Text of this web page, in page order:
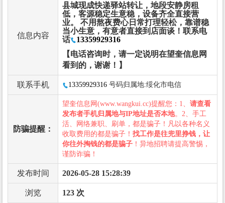
信息内容
县城现成快递驿站转让，地段安静房租
低，客源稳定生意稳，设备齐全直接营
业。 不用熬夜费心日常打理轻松，靠谱稳
当小生意，有意者直接到店面谈！联系电
话
13359929316
【电话咨询时，请一定说明在望奎信息网
看到的，谢谢！】
联系手机 13359929316 号码归属地:绥化市电信
防骗提醒：
望奎信息网(www.wangkui.cc)提醒您：1、 请查看
发布者手机归属地与IP地址是否本地。2、手工
活、网络兼职、刷单，都是骗子！凡以各种名义
收取费用的都是骗子！ 找工作是往兜里挣钱，让
你往外掏钱的都是骗子 ！异地招聘请提高警惕，
谨防诈骗！
发布时间 2026-05-28 15:28:39
浏览 123 次